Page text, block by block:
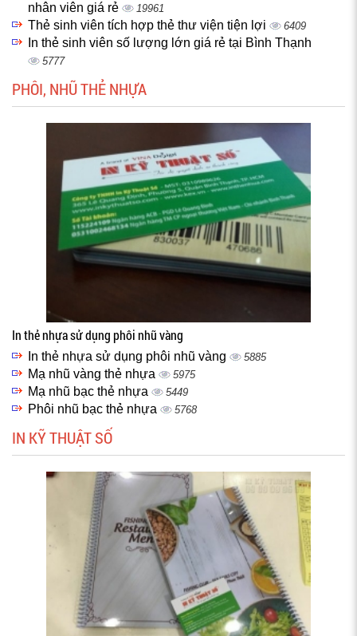
nhân viên giá rẻ
19961
Thẻ sinh viên tích hợp thẻ thư viện tiện lợi 6409
In thẻ sinh viên số lượng lớn giá rẻ tại Bình Thạnh
5777
PHÔI, NHŨ THẺ NHỰA
In thẻ nhựa sử dụng phôi nhũ vàng
In thẻ nhựa sử dụng phôi nhũ vàng 5885
Mạ nhũ vàng thẻ nhựa 5975
Mạ nhũ bạc thẻ nhựa 5449
Phôi nhũ bạc thẻ nhựa 5768
IN KỸ THUẬT SỐ